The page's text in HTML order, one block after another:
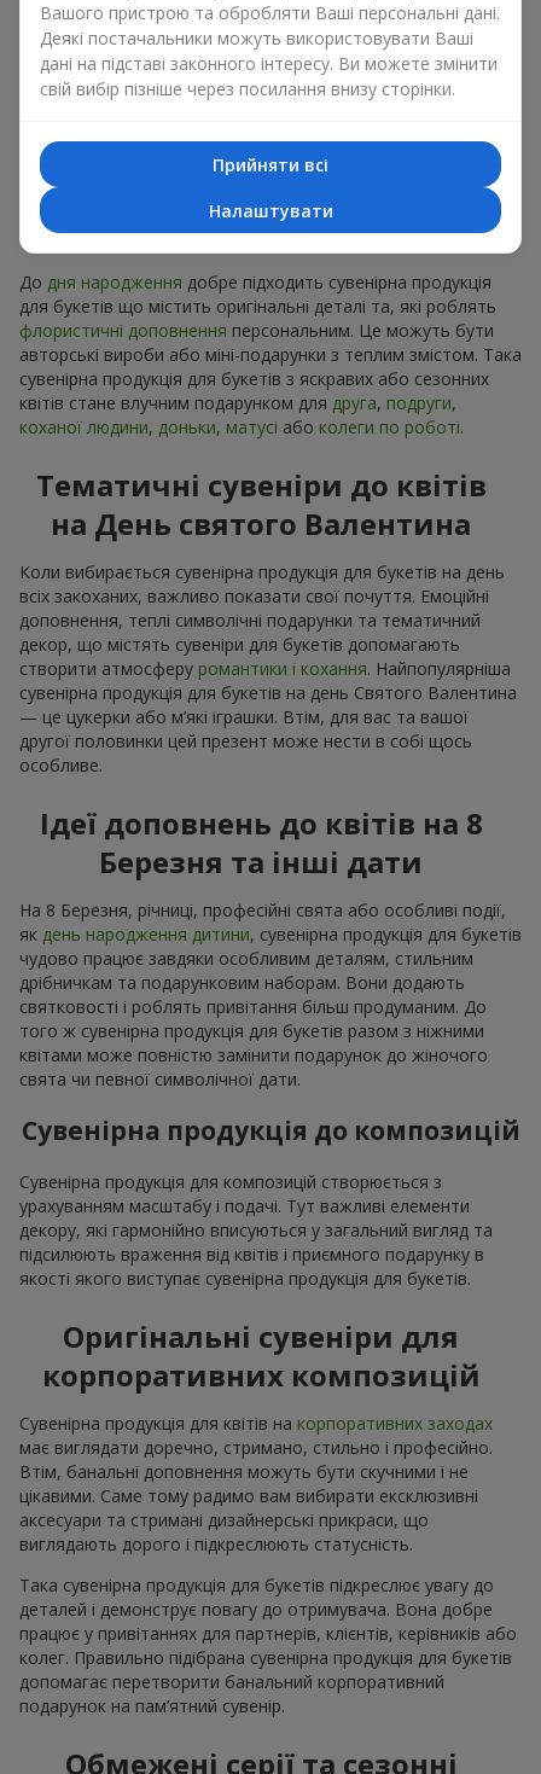
Свято задає настрій, а сувенірна продукція для букетів його
підкреслює. Саме тому сувеніри для квітів часто обирають з
урахуванням дати та події. В нашому асортименті
знайдеться сувенірна продукція для букетів, що підійде до
бюджет.
Сувенірна продукція до
букетів на День народження
До дня народження добре підходить сувенірна продукція
для букетів що містить оригінальні деталі та, які роблять
флористичні доповнення персональним. Це можуть бути
авторські вироби або міні-подарунки з теплим змістом. Така
сувенірна продукція для букетів з яскравих або сезонних
квітів стане влучним подарунком для друга, подруги,
коханої людини, доньки, матусі або колеги по роботі.
Тематичні сувеніри до квітів
на День святого Валентина
Коли вибирається сувенірна продукція для букетів на день
всіх закоханих, важливо показати свої почуття. Емоційні
доповнення, теплі символічні подарунки та тематичний
декор, що містять сувеніри для букетів допомагають
створити атмосферу романтики і кохання. Найпопулярніша
сувенірна продукція для букетів на день Святого Валентина
— це цукерки або м’які іграшки. Втім, для вас та вашої
другої половинки цей презент може нести в собі щось
особливе.
Ідеї доповнень до квітів на 8
Березня та інші дати
На 8 Березня, річниці, професійні свята або особливі події,
як день народження дитини, сувенірна продукція для букетів
чудово працює завдяки особливим деталям, стильним
дрібничкам та подарунковим наборам. Вони додають
святковості і роблять привітання більш продуманим. До
того ж сувенірна продукція для букетів разом з ніжними
квітами може повністю замінити подарунок до жіночого
свята чи певної символічної дати.
Сувенірна продукція до композицій
Сувенірна продукція для композицій створюється з
урахуванням масштабу і подачі. Тут важливі елементи
декору, які гармонійно вписуються у загальний вигляд та
підсилюють враження від квітів і приємного подарунку в
якості якого виступає сувенірна продукція для букетів.
Оригінальні сувеніри для
корпоративних композицій
Сувенірна продукція для квітів на корпоративних заходах
має виглядати доречно, стримано, стильно і професійно.
Втім, банальні доповнення можуть бути скучними і не
цікавими. Саме тому радимо вам вибирати ексклюзивні
аксесуари та стримані дизайнерські прикраси, що
виглядають дорого і підкреслюють статусність.
Така сувенірна продукція для букетів підкреслює увагу до
деталей і демонструє повагу до отримувача. Вона добре
працює у привітаннях для партнерів, клієнтів, керівників або
колег. Правильно підібрана сувенірна продукція для букетів
допомагає перетворити банальний корпоративний
подарунок на пам’ятний сувенір.
Обмежені серії та сезонні
Вашого пристрою та обробляти Ваші персональні дані.
Деякі постачальники можуть використовувати Ваші
дані на підставі законного інтересу. Ви можете змінити
свій вибір пізніше через посилання внизу сторінки.
Прийняти всі
Налаштувати